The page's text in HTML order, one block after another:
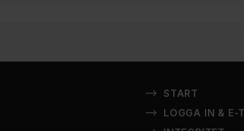
vad som fungerar och vad vi kan förbättra.
stjärnor 1–5 där 1 är mycket dåligt, 3 är medel, och 5
START
LOGGA IN & E-